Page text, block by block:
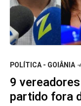
POLÍTICA - GOIÂNIA
9
partido fora